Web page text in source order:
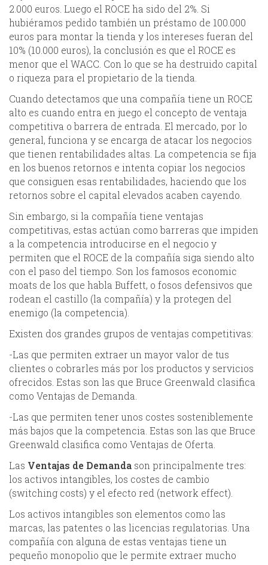
2.000 euros. Luego el ROCE ha sido del 2%. Si
hubiéramos pedido también un préstamo de 100.000
euros para montar la tienda y los intereses fueran del
10% (10.000 euros), la conclusión es que el ROCE es
menor que el WACC. Con lo que se ha destruido capital
o riqueza para el propietario de la tienda.
Cuando detectamos que una compañía tiene un ROCE
alto es cuando entra en juego el concepto de ventaja
competitiva o barrera de entrada. El mercado, por lo
general, funciona y se encarga de atacar los negocios
que tienen rentabilidades altas. La competencia se fija
en los buenos retornos e intenta copiar los negocios
que consiguen esas rentabilidades, haciendo que los
retornos sobre el capital elevados acaben cayendo.
Sin embargo, si la compañía tiene ventajas
competitivas, estas actúan como barreras que impiden
a la competencia introducirse en el negocio y
permiten que el ROCE de la compañía siga siendo alto
con el paso del tiempo. Son los famosos economic
moats de los que habla Buffett, o fosos defensivos que
rodean el castillo (la compañía) y la protegen del
enemigo (la competencia).
Existen dos grandes grupos de ventajas competitivas:
-Las que permiten extraer un mayor valor de tus
clientes o cobrarles más por los productos y servicios
ofrecidos. Estas son las que Bruce Greenwald clasifica
como Ventajas de Demanda.
-Las que permiten tener unos costes sosteniblemente
más bajos que la competencia. Estas son las que Bruce
Greenwald clasifica como Ventajas de Oferta.
Las Ventajas de Demanda son principalmente tres:
los activos intangibles, los costes de cambio
(switching costs) y el efecto red (network effect).
Los activos intangibles son elementos como las
marcas, las patentes o las licencias regulatorias. Una
compañía con alguna de estas ventajas tiene un
pequeño monopolio que le permite extraer mucho